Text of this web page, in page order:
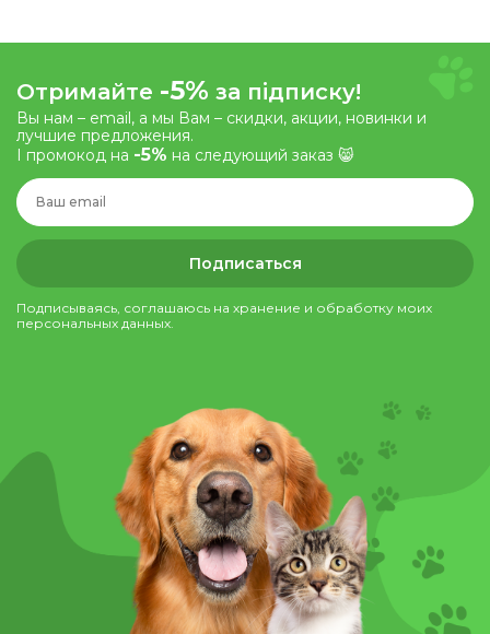
Отримайте -5% за підписку!
Вы нам – email, а мы Вам – скидки, акции, новинки и
лучшие предложения.
І промокод на -5% на следующий заказ 😸
Подписаться
Подписываясь, соглашаюсь на хранение и обработку моих
персональных данных.